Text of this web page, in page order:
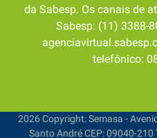
da Sabesp. Os canais de
Sabesp: (11) 3388-
telefônico:
2026 Copyright: Semasa -
Santo André CEP: 09040-